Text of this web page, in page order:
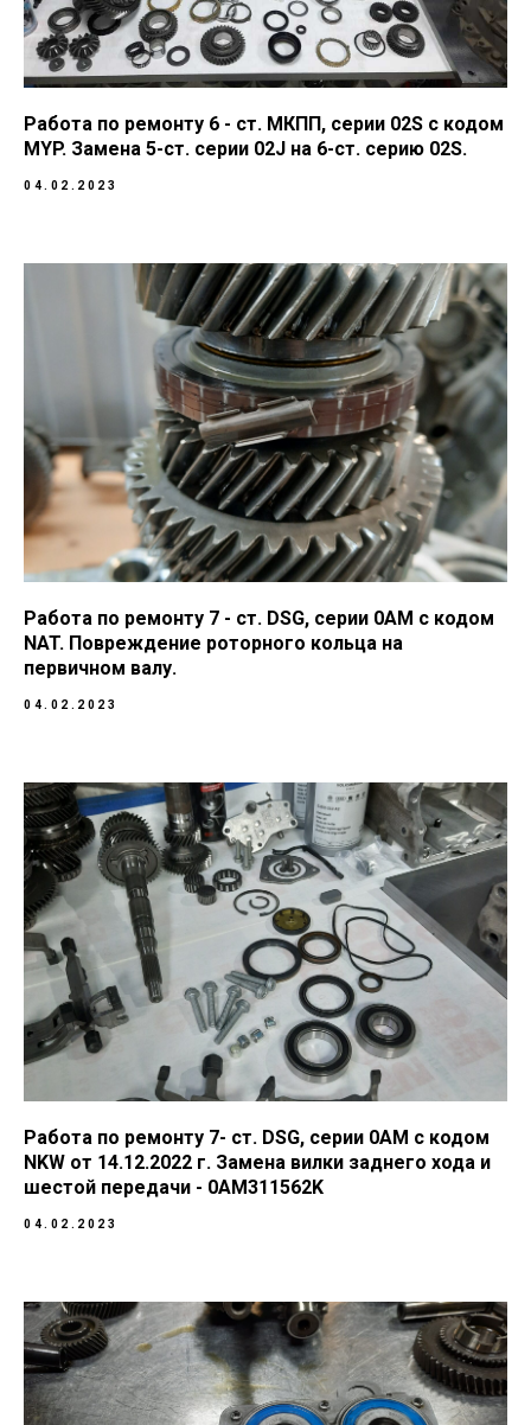
Работа по ремонту 6 - ст. МКПП, серии 02S с кодом
MYP. Замена 5-ст. серии 02J на 6-ст. серию 02S.
04.02.2023
Работа по ремонту 7 - ст. DSG, серии 0AM с кодом
NAT. Повреждение роторного кольца на
первичном валу.
04.02.2023
Работа по ремонту 7- ст. DSG, серии 0AM с кодом
NKW от 14.12.2022 г. Замена вилки заднего хода и
шестой передачи - 0AM311562K
04.02.2023